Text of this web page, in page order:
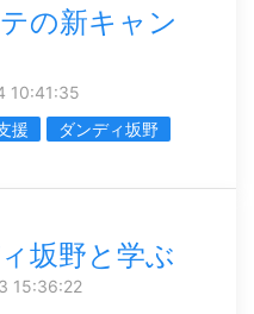
の新キャン
10:41:35
援
ダンディ坂野
坂野と学ぶ
15:36:22